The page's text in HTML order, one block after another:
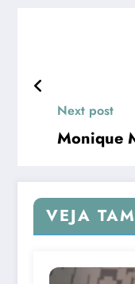
Next post
Monique
VEJA